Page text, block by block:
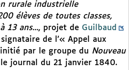
rurale industrielle
élèves de toutes classes,
13 ans..., projet de Guilbaud
de l’« Appel aux
par le groupe du Nouveau
journal du 21 janvier 1840.